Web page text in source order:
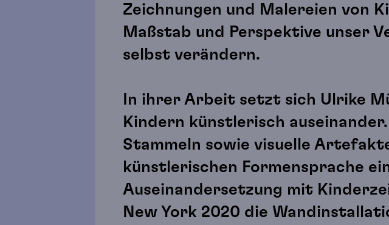
Zeichnungen und Malereien von
Maßstab und Perspektive unser
selbst verändern.
In ihrer Arbeit setzt sich Ulrike
Kindern künstlerisch
Stammeln sowie visuelle
künstlerischen Formensprache
Auseinandersetzung mit
New York 2020 die